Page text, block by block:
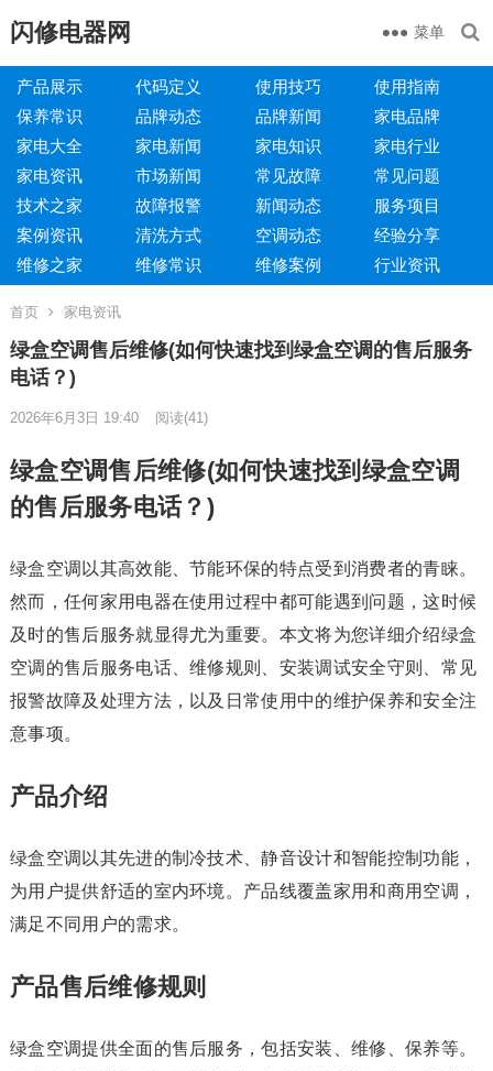
闪修电器网 菜单
产品展示 代码定义 使用技巧
使用指南
保养常识
品牌动态 品牌新闻
家电品牌
家电大全
家电新闻 家电知识
家电行业
家电资讯
市场新闻 常见故障
常见问题
技术之家
故障报警 新闻动态
服务项目
案例资讯
清洗方式 空调动态
经验分享
维修之家
维修常识 维修案例 行业资讯
首页 家电资讯
绿盒空调售后维修(如何快速找到绿盒空调的售后服务
电话？)
2026年6月3日 19:40 阅读(41)
绿盒空调售后维修(如何快速找到绿盒空调
的售后服务电话？)
绿盒空调以其高效能、节能环保的特点受到消费者的青睐。
然而，任何家用电器在使用过程中都可能遇到问题，这时候
及时的售后服务就显得尤为重要。本文将为您详细介绍绿盒
空调的售后服务电话、维修规则、安装调试安全守则、常见
报警故障及处理方法，以及日常使用中的维护保养和安全注
意事项。
产品介绍
绿盒空调以其先进的制冷技术、静音设计和智能控制功能，
为用户提供舒适的室内环境。产品线覆盖家用和商用空调，
满足不同用户的需求。
产品售后维修规则
绿盒空调提供全面的售后服务，包括安装、维修、保养等。